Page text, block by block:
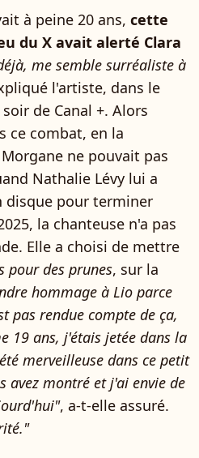
à peine 20 ans, cette
du X avait alerté Clara
me semble surréaliste à
l'artiste, dans le
de Canal +. Alors
ce combat, en la
ne pouvait pas
Nathalie Lévy lui a
disque pour terminer
la chanteuse n'a pas
Elle a choisi de mettre
pour des prunes, sur la
hommage à Lio parce
pas rendue compte de ça,
19 ans, j'étais jetée dans la
merveilleuse dans ce petit
avez montré et j'ai envie de
, a-t-elle assuré.